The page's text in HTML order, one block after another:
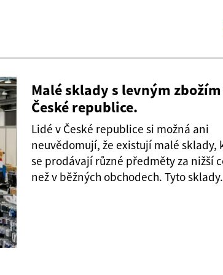
Malé sklady s levným
České republice.
Lidé v České republice si možná ani
neuvědomují, že existují malé sklady,
se prodávají různé předměty za nižší
než v běžných obchodech. Tyto